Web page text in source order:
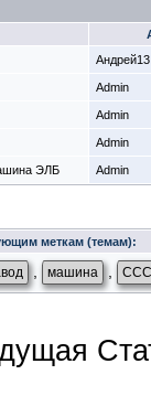
Андрей13
Admin
Admin
Admin
ЭЛБ Admin
меткам (темам):
машина